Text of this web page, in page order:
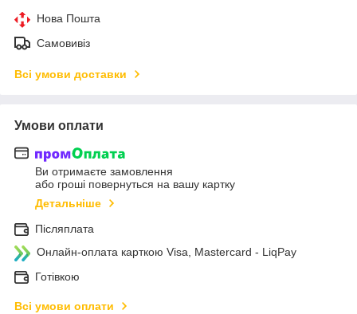
Нова Пошта
Самовивіз
Всі умови доставки
Умови оплати
Ви отримаєте замовлення
або гроші повернуться на вашу картку
Детальніше
Післяплата
Онлайн-оплата карткою Visa, Mastercard - LiqPay
Готівкою
Всі умови оплати